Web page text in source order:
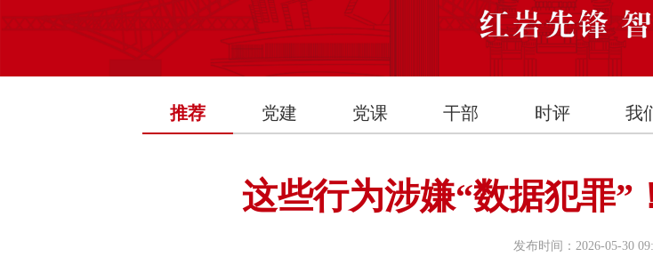
推荐 党建 党课 干部 时评 我
这些行为涉嫌“数据犯罪”
发布时间：2026-05-30